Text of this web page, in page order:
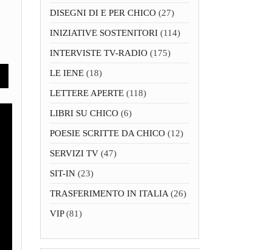
DISEGNI DI E PER CHICO(27)
INIZIATIVE SOSTENITORI(114)
INTERVISTE TV-RADIO(175)
LE IENE(18)
LETTERE APERTE(118)
LIBRI SU CHICO(6)
POESIE SCRITTE DA CHICO(12)
SERVIZI TV(47)
SIT-IN(23)
TRASFERIMENTO IN ITALIA(26)
VIP(81)